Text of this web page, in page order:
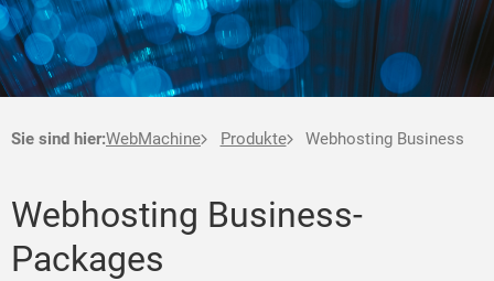
Sie sind hier:WebMachine Produkte Webhosting Business
Webhosting Business-
Packages